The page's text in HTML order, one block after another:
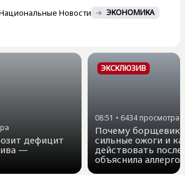
Новости ЭКОНОМИКА
дефицит
—
ЭКСКЛЮЗИВ
08:51 • 6434 просмотра
Почему борщевик
сильные ожоги и
действовать
объяснила